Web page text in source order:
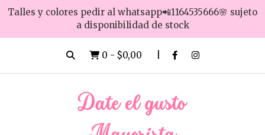
Talles y colores pedir al whatsapp📲1164535666🌸 sujeto
a disponibilidad de stock
0 - $0,00